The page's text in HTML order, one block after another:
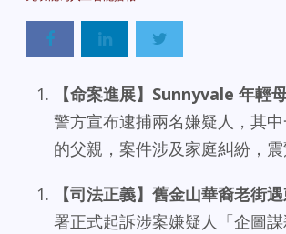
【命案進展】Sunnyvale 年輕
警方宣布逮捕兩名嫌疑人，其
的父親，案件涉及家庭糾紛，震
【司法正義】舊金山華裔老街遇
署正式起訴涉案嫌疑人「企圖